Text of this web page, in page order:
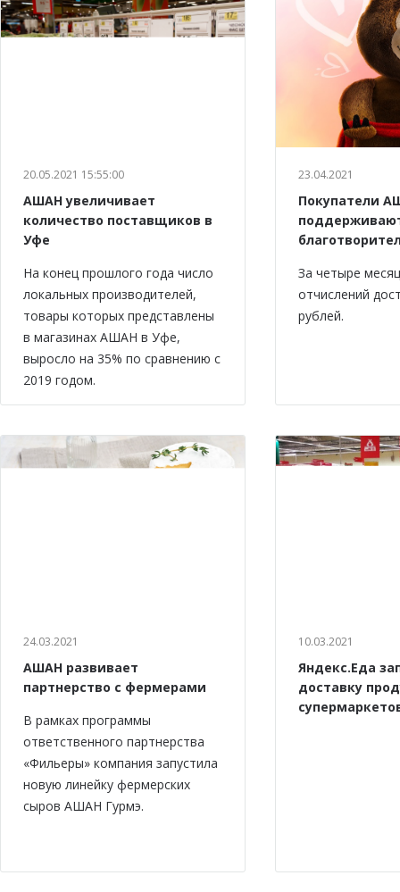
20.05.2021 15:55:00
АШАН увеличивает
количество поставщиков в
Уфе
На конец прошлого года число
локальных производителей,
товары которых представлены
в магазинах АШАН в Уфе,
выросло на 35% по сравнению с
2019 годом.
23.04.2021
Покупатели
За четыре
отчислений
рублей.
24.03.2021
АШАН развивает
партнерство с фермерами
В рамках программы
ответственного партнерства
«Фильеры» компания запустила
новую линейку фермерских
сыров АШАН Гурмэ.
10.03.2021
Яндекс.Еда
доставку